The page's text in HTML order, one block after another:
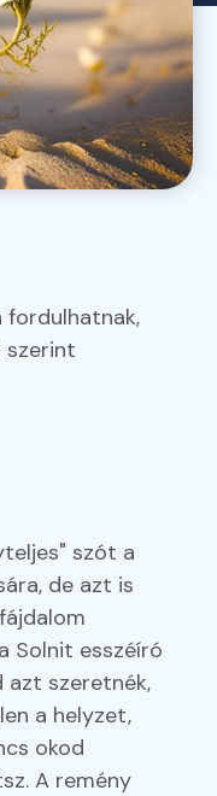
fordulhatnak,
szerint
szót a
de azt is
Solnit esszéíró
azt szeretnék,
a helyzet,
okod
A remény